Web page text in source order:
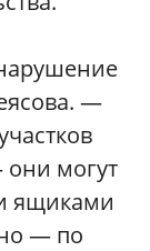
—
могут
ящиками
— по